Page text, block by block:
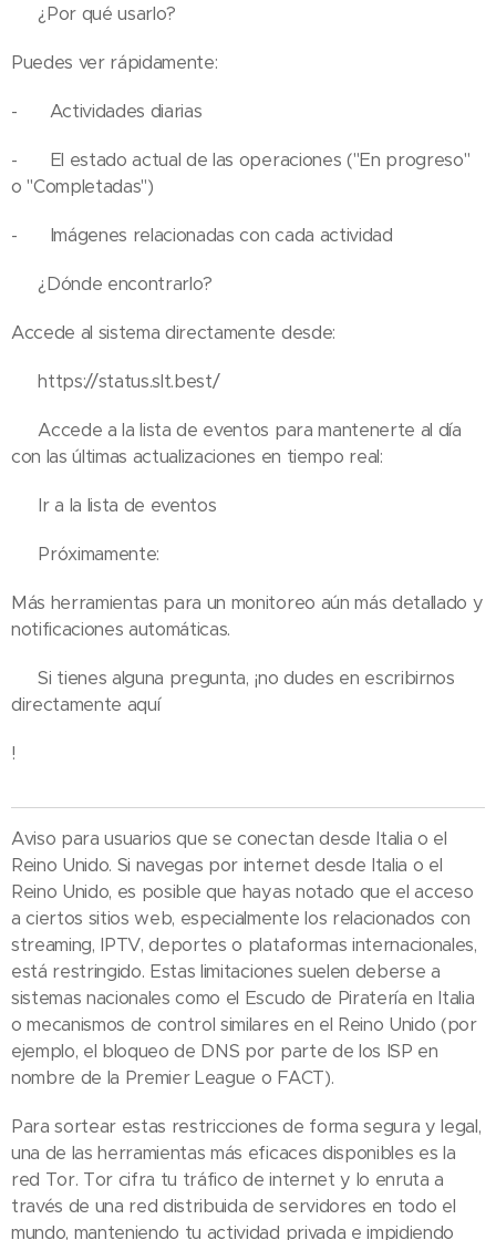
🔹 ¿Por qué usarlo?
Puedes ver rápidamente:
- 📝 Actividades diarias
- 🕒 El estado actual de las operaciones ("En progreso"
o "Completadas")
- 📸 Imágenes relacionadas con cada actividad
🔹 ¿Dónde encontrarlo?
Accede al sistema directamente desde:
🔗 https://status.slt.best/
🔹 Accede a la lista de eventos para mantenerte al día
con las últimas actualizaciones en tiempo real:
🔗 Ir a la lista de eventos
🔹 Próximamente:
Más herramientas para un monitoreo aún más detallado y
notificaciones automáticas.
💡 Si tienes alguna pregunta, ¡no dudes en escribirnos
directamente aquí
!
Aviso para usuarios que se conectan desde Italia o el
Reino Unido. Si navegas por internet desde Italia o el
Reino Unido, es posible que hayas notado que el acceso
a ciertos sitios web, especialmente los relacionados con
streaming, IPTV, deportes o plataformas internacionales,
está restringido. Estas limitaciones suelen deberse a
sistemas nacionales como el Escudo de Piratería en Italia
o mecanismos de control similares en el Reino Unido (por
ejemplo, el bloqueo de DNS por parte de los ISP en
nombre de la Premier League o FACT).
Para sortear estas restricciones de forma segura y legal,
una de las herramientas más eficaces disponibles es la
red Tor. Tor cifra tu tráfico de internet y lo enruta a
través de una red distribuida de servidores en todo el
mundo, manteniendo tu actividad privada e impidiendo